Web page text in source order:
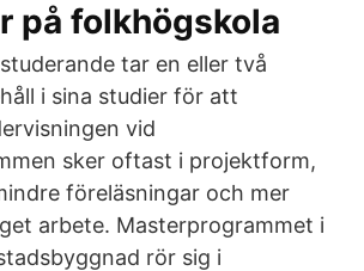
på folkhögskola
tar en eller två
i sina studier för att
vid
sker oftast i projektform,
föreläsningar och mer
arbete. Masterprogrammet i
rör sig i